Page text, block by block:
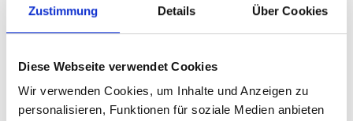
Zustimmung Details Über Cookies
Diese Webseite verwendet Cookies
Wir verwenden Cookies, um Inhalte und Anzeigen zu
personalisieren, Funktionen für soziale Medien anbieten
IN DEN WARENKORB